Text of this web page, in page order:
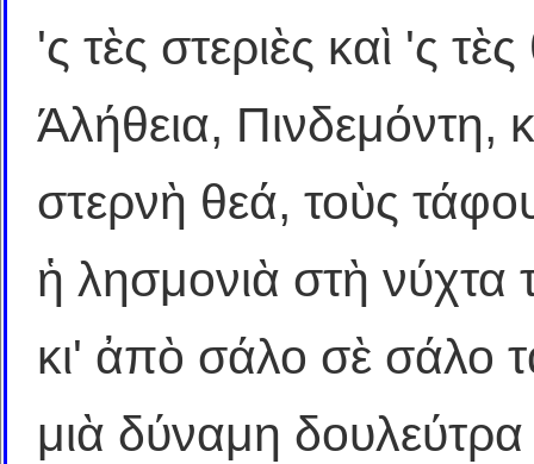
'ς τὲς στεριὲς καὶ 'ς
Άλήθεια, Πινδεμόντη,
στερνὴ θεά, τοὺς
ἡ λησμονιὰ στὴ νύχτα
κι' ἀπὸ σάλο σὲ σάλο
μιὰ δύναμη